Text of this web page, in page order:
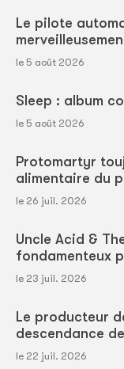
Le pilote
le 5 août 2026
Sleep : album
le 5 août 2026
Protomartyr
alimentaire du
le 26 juil. 2026
Uncle Acid &
fondamenteux
le 23 juil. 2026
Le producteur
descendance
le 22 juil. 2026